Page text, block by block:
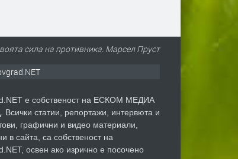
сила на противника. Марсел Пруст
е собственост на ЕСКОМ МЕДИА
статии, репортажи, интервюта и
графични и видео материали,
в сайта, са собственост на
освен ако изрично е посочено